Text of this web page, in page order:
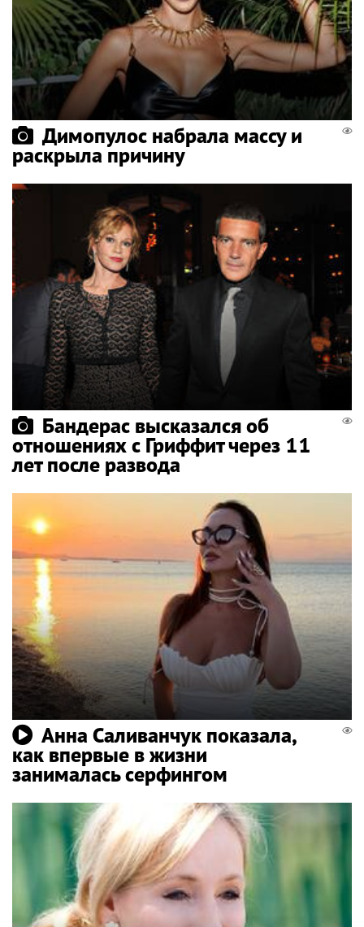
Димопулос набрала массу и
раскрыла причину
Бандерас высказался об
отношениях с Гриффит через 11
лет после развода
Анна Саливанчук показала,
как впервые в жизни
занималась серфингом